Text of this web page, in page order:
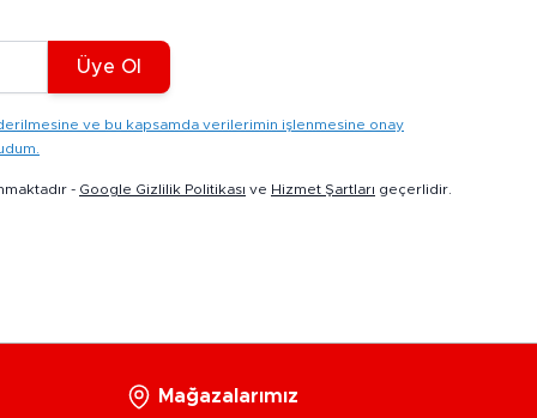
Üye Ol
ve bu kapsamda verilerimin işlenmesine onay
- Google Gizlilik Politikası ve Hizmet Şartları geçerlidir.
Mağazalarımız